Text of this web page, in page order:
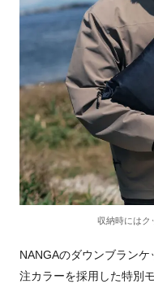
収納時にはク
NANGAのダウンブラン
注カラーを採用した特別